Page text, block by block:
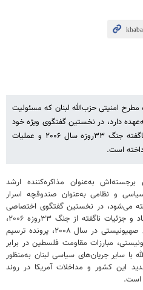
امنیتی حزب‌الله لبنان که مسئولیت
دارد، در نخستین گفتگوی ویژه خود
با یک رسانه ایرانی به تشریح ابعاد ناگفته جنگ ۳۳روزه سال ۲۰۰۶ و عملیات
به‌عنوان مذاکره‌کننده ارشد
و نظامی به‌عنوان صندوقچه اسرار
می‌شود، در نخستین گفتگوی اختصاصی
خود با یک رسانه ایرانی، به تشریح ابعاد و جزئیات ناگفته از جنگ ۳۳روزه ۲۰۰۶،
عملیات تبادل اسرای مقاومت با دشمن صهیونیستی در سال ۲۰۰۸، پرونده ترسیم
مبارزات مقاومت فلسطین در برابر
با سایر جریان‌های سیاسی لبنان به‌منظور
این کشور و مداخلات آمریکا در روند
است.